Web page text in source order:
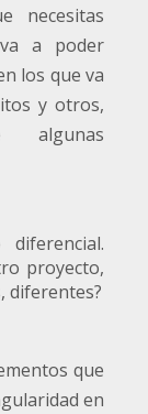
necesitas
a poder
los que va
y otros,
algunas
proyecto,
diferentes?
que
en